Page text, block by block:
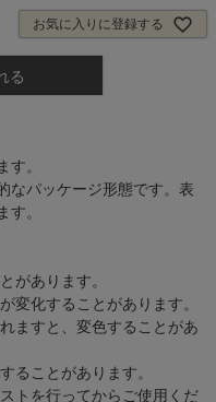
お気に入りに登録する
る
す。
なパッケージ形態です。表
。
があります。
変化することがあります。
ますと、変色することがあ
ることがあります。
トを行ってからご使用くだ